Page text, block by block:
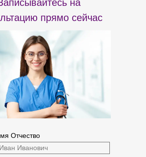
Отчество
на
прямо сейчас